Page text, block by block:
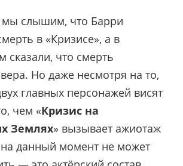
мы слышим, что Барри
в «Кризисе», а в
сказали, что смерть
Но даже несмотря на то,
главных персонажей висят
чем «Кризис на
Землях» вызывает ажиотаж
данный момент не может